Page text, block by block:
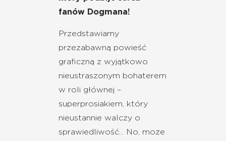
fanów Dogmana!
Przedstawiamy
przezabawną powieść
graficzną z wyjątkowo
nieustraszonym bohaterem
w roli głównej –
superprosiakiem, który
nieustannie walczy o
sprawiedliwość... No, może